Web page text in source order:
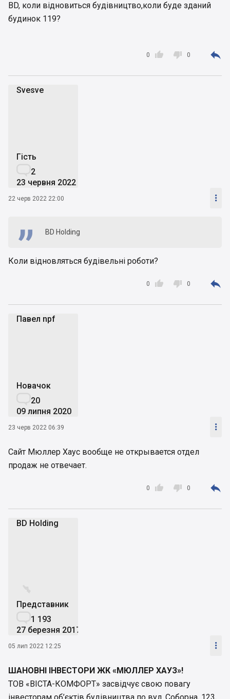
BD, коли відновиться будівництво,коли буде зданий
будинок 119?

0  0 
Svesve
Гість
2
23 червня 2022
22 черв 2022 22:00 
BD Holding
Коли відновляться будівельні роботи?

0  0 
Павел npf
Новачок
20
09 липня 2020
23 черв 2022 06:39 
Сайт Мюллер Хаус вообще не открывается отдел
продаж не отвечает.

0  0 
BD Holding


Представник
1 193
27 березня 2017
05 лип 2022 12:25 
ШАНОВНІ ІНВЕСТОРИ ЖК «МЮЛЛЕР ХАУЗ»!
ТОВ «ВІСТА-КОМФОРТ» засвідчує свою повагу